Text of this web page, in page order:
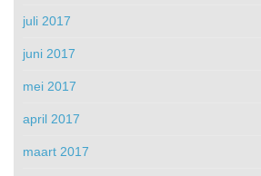
juli 2017
juni 2017
mei 2017
april 2017
maart 2017